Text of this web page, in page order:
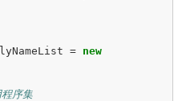
=
new
序集